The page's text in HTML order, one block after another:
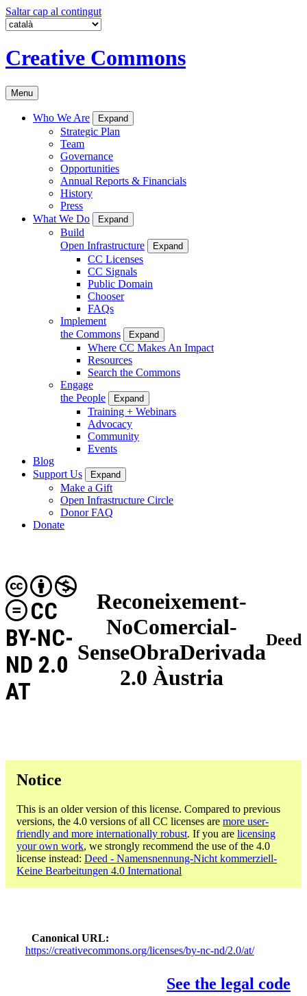
Saltar cap al contingut
Creative Commons
Menu
Who We Are Expand
Strategic Plan
Team
Governance
Opportunities
Annual Reports & Financials
History
Press
What We Do
Expand
Build
Open Infrastructure
Expand
CC Licenses
CC Signals
Public Domain
Chooser
FAQs
Implement
the Commons
Expand
Where CC Makes An Impact
Resources
Search the Commons
Engage
the People
Expand
Training + Webinars
Advocacy
Community
Events
Blog
Support Us
Expand
Make a Gift
Open Infrastructure Circle
Donor FAQ
Donate
Reconeixement-
NoComercial-
SenseObraDerivada
2.0 Àustria
CC
BY-NC-
ND 2.0
AT
Deed
Notice
This is an older version of this license. Compared to previous
versions, the 4.0 versions of all CC licenses are more user-
friendly and more internationally robust. If you are licensing
your own work, we strongly recommend the use of the 4.0
license instead: Deed - Namensnennung-Nicht kommerziell-
Keine Bearbeitungen 4.0 International
Canonical URL
https://creativecommons.org/licenses/by-nc-nd/2.0/at/
See the legal code